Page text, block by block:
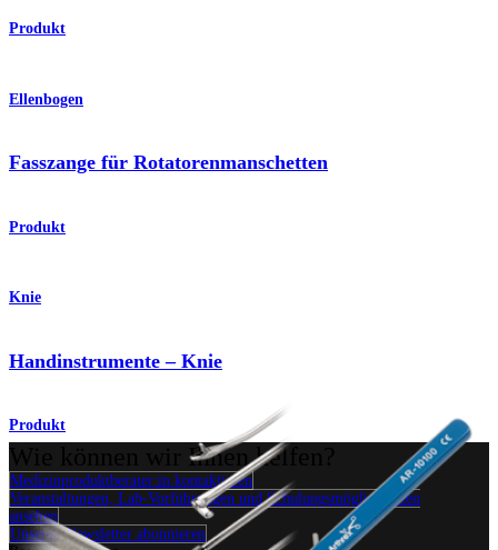
Produkt
Ellenbogen
Fasszange für Rotatorenmanschetten
Produkt
Knie
Handinstrumente – Knie
Produkt
Wie können wir Ihnen helfen?
Medizinproduktberater:in kontaktieren
Veranstaltungen, Lab-Vorführungen und Schulungsmöglichkeiten
ansehen
Unseren Newsletter abonnieren